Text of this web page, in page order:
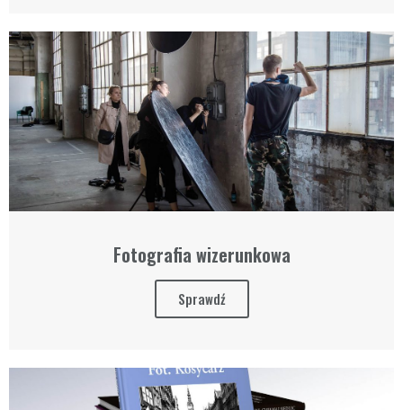
Fotografia wizerunkowa
Sprawdź